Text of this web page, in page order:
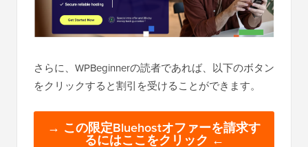
さらに、WPBeginnerの読者であれば、以下のボタン
をクリックすると割引を受けることができます。
→ この限定Bluehostオファーを請求す
るにはここをクリック ←